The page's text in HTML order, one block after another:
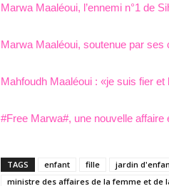
Marwa Maaléoui, l’ennemi n°1 de
Marwa Maaléoui, soutenue par ses
Mahfoudh Maaléoui : «je suis fier
#Free Marwa#, une nouvelle
TAGS enfant fille jardin
ministre des affaires de la femme et de